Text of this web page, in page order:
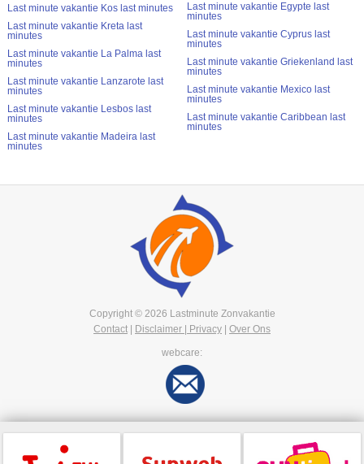
Last minute vakantie Kos last minutes
Last minute vakantie Kreta last
minutes
Last minute vakantie La Palma last
minutes
Last minute vakantie Lanzarote last
minutes
Last minute vakantie Lesbos last
minutes
Last minute vakantie Madeira last
minutes
Last minute vakantie Egypte last
minutes
Last minute vakantie Cyprus last
minutes
Last minute vakantie Griekenland last
minutes
Last minute vakantie Mexico last
minutes
Last minute vakantie Caribbean last
minutes
Copyright © 2026 Lastminute Zonvakantie
Contact
Disclaimer | Privacy Over Ons
webcare: